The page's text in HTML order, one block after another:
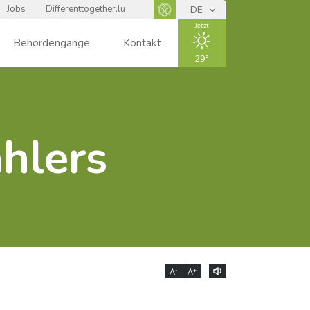
Jobs
Differenttogether.lu
Panneau d'accessibilité
DE
Behördengänge Kontakt
Jetzt
29
A- A+